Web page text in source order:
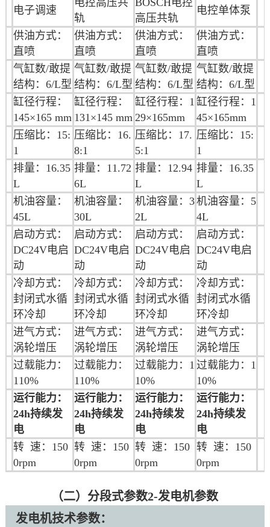
电子调速
轨
高压共轨
电控单体泵
供油方式：
直喷
供油方式：
直喷
供油方式：
直喷
供油方式：
直喷
气缸数/敢提
结构：6/L型
气缸数/敢提
结构：6/L型
气缸数/敢提
结构：6/L型
气缸数/敢提
结构：6/L型
缸径行程：
145×165 mm
缸径行程：
131×145 mm
缸径行程：1
29×165mm
缸径行程： 1
45×165mm
压缩比：15:
1
压缩比：16.
8:1
压缩比：17.
5:1
压缩比：15:
1
排量：16.35
L
排量：11.72
6L
排量：12.94
L
排量：16.35
L
机油容量：
45L
机油容量：
30L
机油容量：3
2L
机油容量： 5
4L
启动方式：
DC24V电启
动
启动方式：
DC24V电启
动
启动方式：
DC24V电启
动
启动方式：
DC24V电启
动
冷却方式：
封闭式水循
环冷却
冷却方式：
封闭式水循
环冷却
冷却方式：
封闭式水循
环冷却
冷却方式：
封闭式水循
环冷却
进气方式：
涡轮增压
进气方式：
涡轮增压
进气方式：
涡轮增压
进气方式：
涡轮增压
过载能力：
110%
过载能力：
110%
过载能力：1
10%
过载能力：1
10%
运行能力：
24h持续发
电
运行能力：
24h持续发
电
运行能力：
24h持续发
电
运行能力：
24h持续发
电
转 速：150
0rpm
转 速：150
0rpm
转 速：150
0rpm
转 速：150
0rpm
（二）分段式参数2-发电机参数
发电机技术参数：